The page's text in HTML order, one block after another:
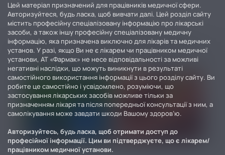
Цей матеріал призначений для працівників медичної сфери.
Авторизуйтеся, будь ласка, щоб вивчати далі. Цей розділ сайту
містить професійну спеціалізовану інформацію про лікарські
засоби, а також іншу професійну спеціалізовану медичну
інформацію, яка призначена виключно для лікарів та медичних
установ. У разі, якщо Ви не є лікарем чи працівником медичної
установи, АТ «Фармак» не несе відповідальності за можливі
негативні наслідки, що можуть виникнути в результаті
самостійного використання інформації з цього розділу сайту. Ви
робите це самостійно і усвідомлено, розуміючи, що
застосування лікарських засобів можливе тільки за
призначенням лікаря та після попередньої консультації з ним, а
самолікування може завдати шкоди Вашому здоров’ю.
Авторизуйтесь, будь ласка, щоб отримати доступ до
професійної інформації. Цим ви підтверджуєте, що є лікарем/
працівником медичної установи.